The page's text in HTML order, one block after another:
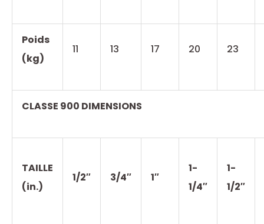
Poids
(kg)
11 13 17 20 23
CLASSE 900 DIMENSIONS
TAILLE
(in.)
1/2″ 3/4″ 1″
1-
1/4″
1-
1/2″